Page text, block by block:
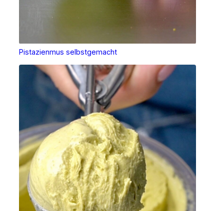
Pistazienmus selbstgemacht